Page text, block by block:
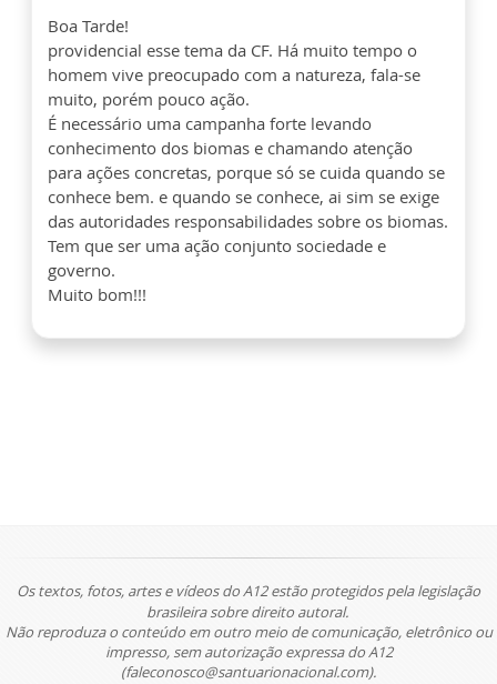
Boa Tarde!
providencial esse tema da CF. Há muito tempo o
homem vive preocupado com a natureza, fala-se
muito, porém pouco ação.
É necessário uma campanha forte levando
conhecimento dos biomas e chamando atenção
para ações concretas, porque só se cuida quando se
conhece bem. e quando se conhece, ai sim se exige
das autoridades responsabilidades sobre os biomas.
Tem que ser uma ação conjunto sociedade e
governo.
Muito bom!!!
Os textos, fotos, artes e vídeos do A12 estão protegidos pela legislação
brasileira sobre direito autoral.
Não reproduza o conteúdo em outro meio de comunicação, eletrônico ou
impresso, sem autorização expressa do A12
(faleconosco@santuarionacional.com).